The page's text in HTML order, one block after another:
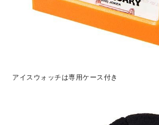
アイスウォッチは専用ケース付き